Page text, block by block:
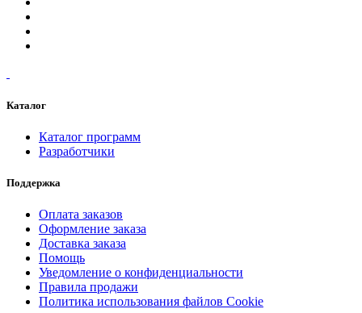
Каталог
Каталог программ
Разработчики
Поддержка
Оплата заказов
Оформление заказа
Доставка заказа
Помощь
Уведомление о конфиденциальности
Правила продажи
Политика использования файлов Cookie